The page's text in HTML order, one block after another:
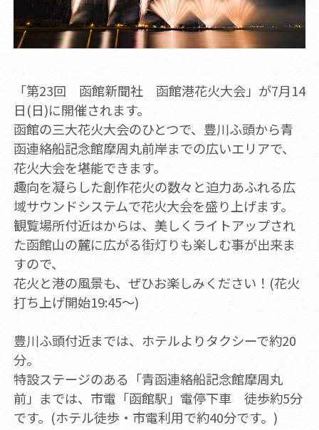
「第23回 函館新聞社 函館港花火大会」が7月14
日(日)に開催されます。
函館の三大花火大会のひとつで、豊川ふ頭から青
函連絡船記念館摩周丸前岸までの広いエリアで、
花火大会を堪能できます。
趣向を凝らした創作花火の数々と迫力あふれる広
域サウンドシステムで花火大会を盛り上げます。
観覧場所付近はからは、美しくライトアップされ
た函館山の麓に広がる街灯りも楽しむ事が出来ま
すので、
花火と港の風景も、ぜひお楽しみください！(花火
打ち上げ開始19:45～)
豊川ふ頭付近までは、ホテルよりタクシーで約20
分。
特設ステージのある「青函連絡船記念館摩周丸
前」までは、市電「函館駅」電停下車 徒歩約5分
です。(ホテル徒歩・市電利用で約40分です。)